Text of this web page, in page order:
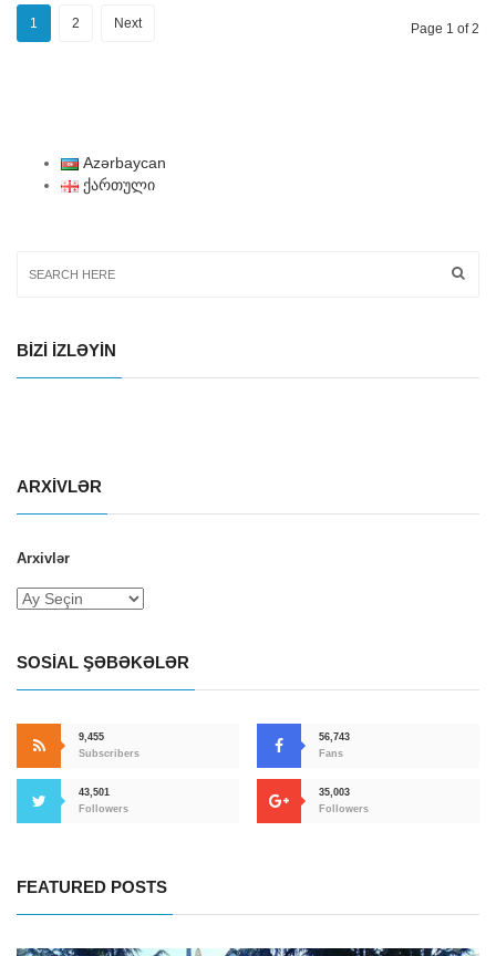
1 2 Next Page 1 of 2
Azərbaycan
ქართული
BIZI IZLƏYIN
ARXIVLƏR
Arxivlər
SOSIAL ŞƏBƏKƏLƏR
9,455
Subscribers
56,743
Fans
43,501
Followers
35,003
Followers
FEATURED POSTS